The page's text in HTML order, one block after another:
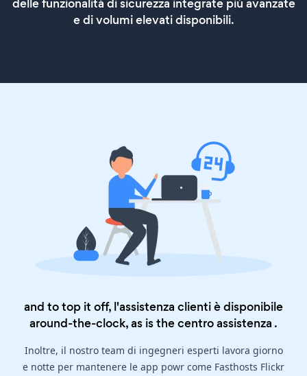
delle funzionalità di sicurezza integrate più avanzate
e di volumi elevati disponibili.
and to top it off, l'assistenza clienti è disponibile
around-the-clock, as is thecentro assistenza .
Inoltre, il nostro team di ingegneri esperti lavora giorno
e notte per mantenere le app powr come Fasthosts Flickr